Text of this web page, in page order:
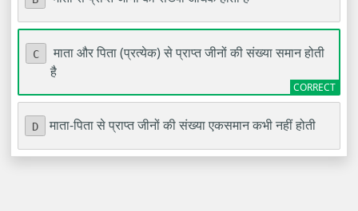
C
माता और पिता (प्रत्येक) से प्राप्त जीनों की संख्या समान होती
है
D माता-पिता से प्राप्त जीनों की संख्या एकसमान कभी नहीं होती